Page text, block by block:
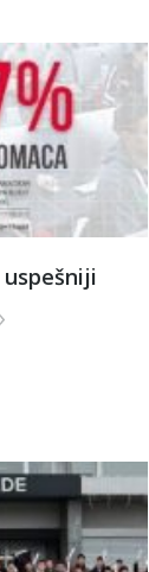
uspešniji